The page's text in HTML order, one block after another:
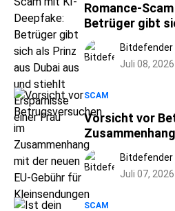
Romance-
Betrüger gibt
Dubai aus und
einer FrauBitdefender
Juli 08, 2026
SCAM
Vorsicht vor
Gebühr für
Bitdefender
Juli 07, 2026
SCAM